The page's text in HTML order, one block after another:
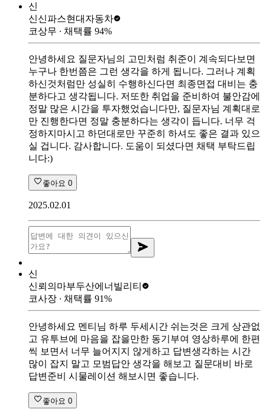
신
신신파스현대자동차
코상무 ∙ 채택률 94%
안녕하세요 질문자님의 고민처럼 취준이 계속되다보면
누구나 한번쯤은 그런 생각을 하게 됩니다. 그러나 계획
하신것처럼만 성실히 수행하신다면 최종면접 대비는 충
분하다고 생각됩니다. 저또한 취업을 준비하여 불안감에
정말 많은 시간을 투자했었습니다만, 질문자님 계획대로
만 진행한다면 정말 충분하다는 생각이 듭니다. 너무 걱
정하지마시고 하던대로만 꾸준히 하셔도 좋은 결과 있으
실 겁니다. 감사합니다. 도움이 되셨다면 채택 부탁드립
니다:)
좋아요 0
2025.02.01
신
신뢰의마부두산에너빌리티
코사장 ∙ 채택률 91%
안녕하세요 멘티님 하루 두세시간 쉬는것은 크게 상관없
고 유투브에 마음을 잡을만한 동기부여 영상하루에 한편
씩 보면서 너무 늘어지지 않게하고 답변생각하는 시간
많이 잡지 말고 모범답안 생각을 해보고 질문대비 바로
답변준비 시물레이션 해보시면 좋습니다.
좋아요 0